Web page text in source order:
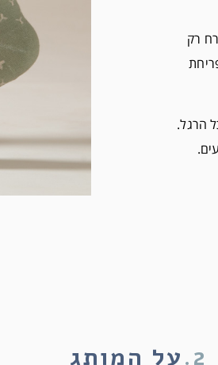
רק
הרגל.
2. על המותג